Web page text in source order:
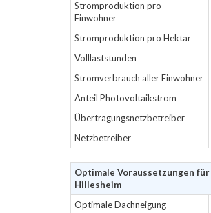
Stromproduktion pro
Einwohner
Stromproduktion pro Hektar
Volllaststunden
Stromverbrauch aller Einwohner
Anteil Photovoltaikstrom
Übertragungsnetzbetreiber
Netzbetreiber
Optimale Voraussetzungen
Hillesheim
Optimale Dachneigung